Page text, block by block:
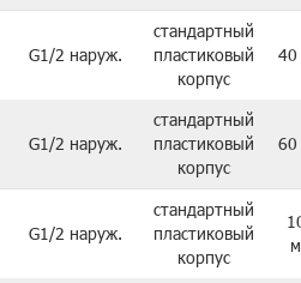
G1/2 наруж.
стандартный
пластиковый
корпус
G1/2 наруж.
стандартный
пластиковый
корпус
G1/2 наруж.
стандартный
пластиковый
корпус